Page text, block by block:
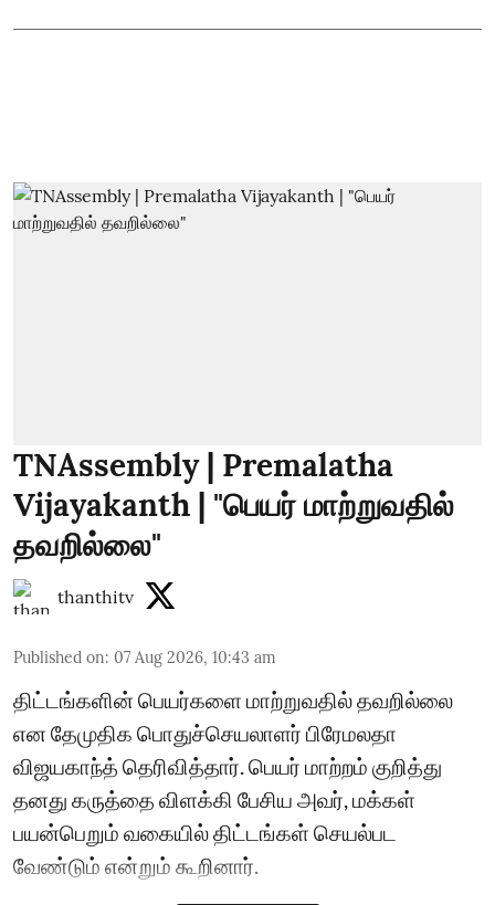
TNAssembly | Premalatha
Vijayakanth | "பெயர் மாற்றுவதில்
தவறில்லை"
thanthitv
Published on: 07 Aug 2026, 10:43 am
திட்டங்களின் பெயர்களை மாற்றுவதில் தவறில்லை
என தேமுதிக பொதுச்செயலாளர் பிரேமலதா
விஜயகாந்த் தெரிவித்தார். பெயர் மாற்றம் குறித்து
தனது கருத்தை விளக்கி பேசிய அவர், மக்கள்
பயன்பெறும் வகையில் திட்டங்கள் செயல்பட
வேண்டும் என்றும் கூறினார்.